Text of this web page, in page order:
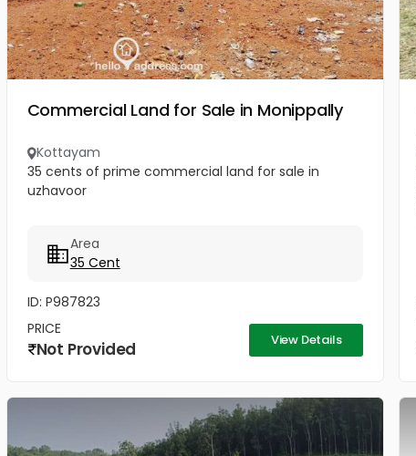
Commercial Land for Sale in Monippally
Kottayam
35 cents of prime commercial land for sale in
uzhavoor
Area
35 Cent
ID: P987823
PRICE
Not Provided View Details